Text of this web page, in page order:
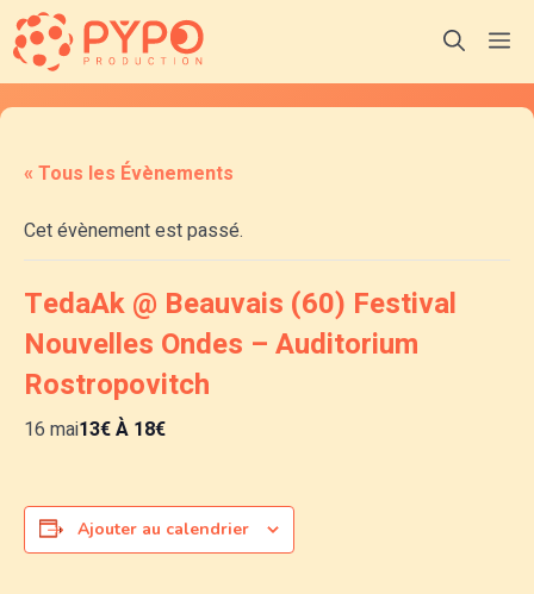
Aller
au
contenu
« Tous les Évènements
Cet évènement est passé.
TedaAk @ Beauvais (60) Festival
Nouvelles Ondes – Auditorium
Rostropovitch
16 mai13€ À 18€
Ajouter au calendrier